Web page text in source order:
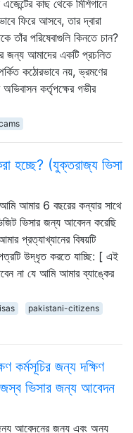
কাছ থেকে মিশিগানে
ফিরে আসবে, তার দ্বারা
তাঁর পরিষেবাগুলি কিনতে চান?
জন্য আমাদের একটি প্রচলিত
কঠোরভাবে নয়, ভ্রমণের
কর্তৃপক্ষের গভীর
হচ্ছে? (যুক্তরাজ্য ভিসা
আমার 6 বছরের কন্যার সাথে
ভিসার জন্য আবেদন করেছি
প্রত্যাখ্যানের বিষয়টি
উদ্ধৃত করতে যাচ্ছি: [ এই
না যে আমি আমার ব্যাঙ্কের
pakistani-citizens
কর্মসূচির জন্য দক্ষিণ
ভিসার জন্য আবেদন
আবেদনের জন্য এবং অন্য